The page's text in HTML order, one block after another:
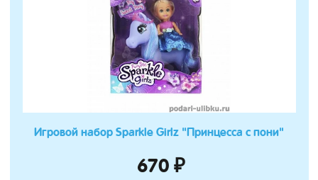
Игровой набор Sparkle Girlz "Принцесса с пони"
670 ₽